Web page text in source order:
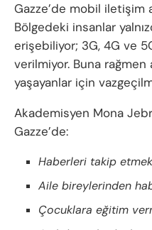
Gazze’de mobil iletişim
Bölgedeki insanlar
erişebiliyor; 3G, 4G ve
verilmiyor. Buna rağmen
yaşayanlar için
Akademisyen Mona
Gazze’de:
Haberleri takip etmek
Aile bireylerinden
Çocuklara eğitim